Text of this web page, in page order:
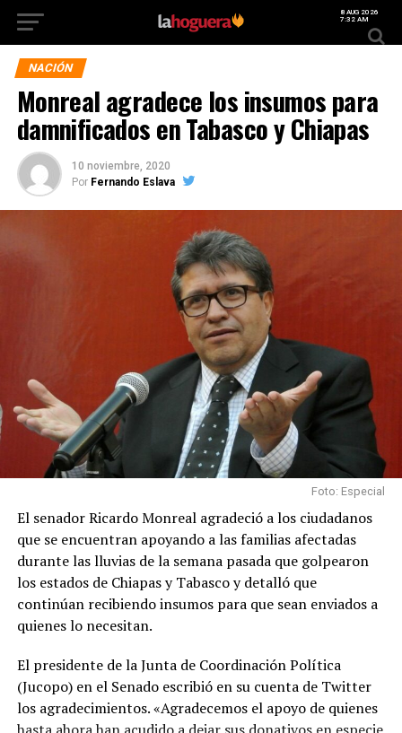
8 AUG 2026
7:32 AM
NACIÓN
Monreal agradece los insumos para
damnificados en Tabasco y Chiapas
10 noviembre, 2020
Por Fernando Eslava
Foto: Especial
El senador Ricardo Monreal agradeció a los ciudadanos
que se encuentran apoyando a las familias afectadas
durante las lluvias de la semana pasada que golpearon
los estados de Chiapas y Tabasco y detalló que
continúan recibiendo insumos para que sean enviados a
quienes lo necesitan.
El presidente de la Junta de Coordinación Política
(Jucopo) en el Senado escribió en su cuenta de Twitter
los agradecimientos. «Agradecemos el apoyo de quienes